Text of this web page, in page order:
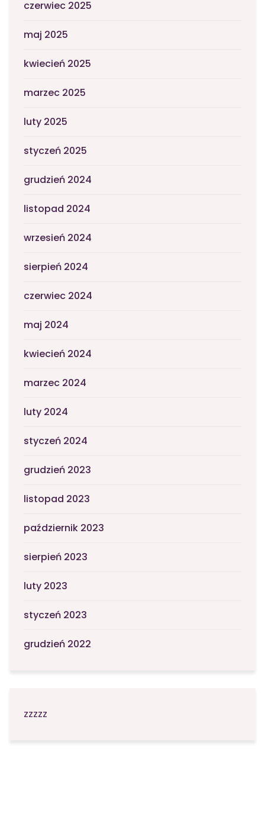
czerwiec 2025
maj 2025
kwiecień 2025
marzec 2025
luty 2025
styczeń 2025
grudzień 2024
listopad 2024
wrzesień 2024
sierpień 2024
czerwiec 2024
maj 2024
kwiecień 2024
marzec 2024
luty 2024
styczeń 2024
grudzień 2023
listopad 2023
październik 2023
sierpień 2023
luty 2023
styczeń 2023
grudzień 2022
zzzzz